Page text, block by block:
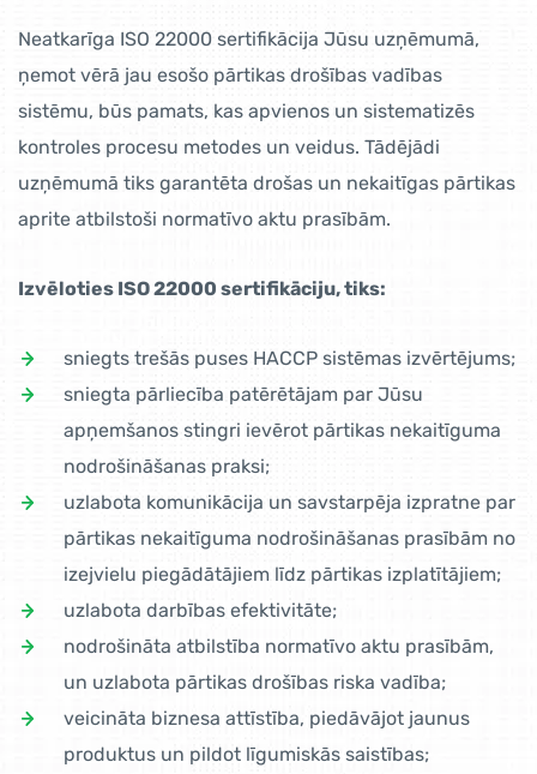
Neatkarīga ISO 22000 sertifikācija Jūsu uzņēmumā,
ņemot vērā jau esošo pārtikas drošības vadības
sistēmu, būs pamats, kas apvienos un sistematizēs
kontroles procesu metodes un veidus. Tādējādi
uzņēmumā tiks garantēta drošas un nekaitīgas pārtikas
aprite atbilstoši normatīvo aktu prasībām.
Izvēloties ISO 22000 sertifikāciju, tiks:
sniegts trešās puses HACCP sistēmas izvērtējums;
sniegta pārliecība patērētājam par Jūsu
apņemšanos stingri ievērot pārtikas nekaitīguma
nodrošināšanas praksi;
uzlabota komunikācija un savstarpēja izpratne par
pārtikas nekaitīguma nodrošināšanas prasībām no
izejvielu piegādātājiem līdz pārtikas izplatītājiem;
uzlabota darbības efektivitāte;
nodrošināta atbilstība normatīvo aktu prasībām,
un uzlabota pārtikas drošības riska vadība;
veicināta biznesa attīstība, piedāvājot jaunus
produktus un pildot līgumiskās saistības;